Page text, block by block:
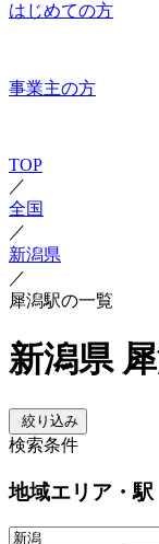
はじめての方
事業主の方
TOP
／
全国
／
新潟県
／
犀潟駅の一覧
新潟県
絞り込み
検索条件
地域エリア・駅